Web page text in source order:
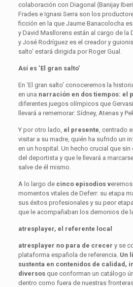
colaboración con Diagonal (Banijay
Frades e Ignasi Serra son los
ficción en la que Jaume Banacolocha
y David Masllorens están al cargo de la
y José Rodríguez es el creador y
salto’ estará dirigida por Roger Gual.
Así es ‘El gran salto’
En ‘El gran salto’ conoceremos la
en una narración en dos tiempos: el
diferentes juegos olímpicos que
llevará a rememorar: Sídney, Atenas y
Y por otro lado, el presente , centrado
visitar a su madre, quién ha sufrido un
en un hospital. Un hecho crucial que
del deportista y que le llevará a
salve de él mismo.
A lo largo de cinco episodios v
momentos vitales de Deferr: su etapa
sus éxitos profesionales y su peor
que le acompañaban los demonios de
atresplayer, el referente local
atresplayer no para de crecer y se
plataforma española de referencia. Un
sustenta en contenidos de calidad,
diversos que conforman un catálogo
dentro como fuera de nuestras